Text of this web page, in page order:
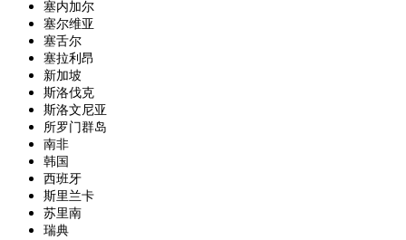
塞内加尔
塞尔维亚
塞舌尔
塞拉利昂
新加坡
斯洛伐克
斯洛文尼亚
所罗门群岛
南非
韩国
西班牙
斯里兰卡
苏里南
瑞典